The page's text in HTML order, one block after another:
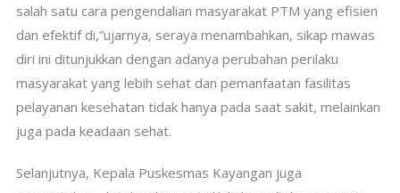
salah satu cara pengendalian masyarakat PTM yang efisien
dan efektif di,”ujarnya, seraya menambahkan, sikap mawas
diri ini ditunjukkan dengan adanya perubahan perilaku
masyarakat yang lebih sehat dan pemanfaatan fasilitas
pelayanan kesehatan tidak hanya pada saat sakit, melainkan
juga pada keadaan sehat.
Selanjutnya, Kepala Puskesmas Kayangan juga